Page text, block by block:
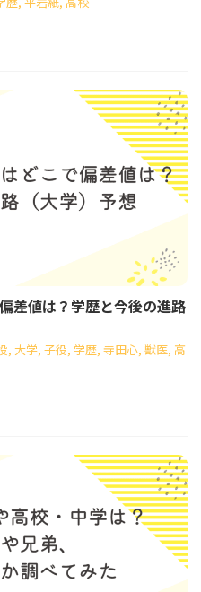
差値は？学歴と今後の進路
, 大学, 子役, 学歴, 寺田心, 獣医, 高